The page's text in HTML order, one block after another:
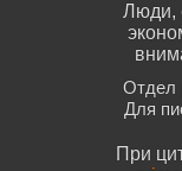
Люди,
Отдел
Для
При